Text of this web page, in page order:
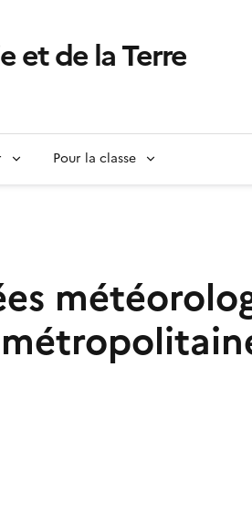
et de la Terre
Pour la classe